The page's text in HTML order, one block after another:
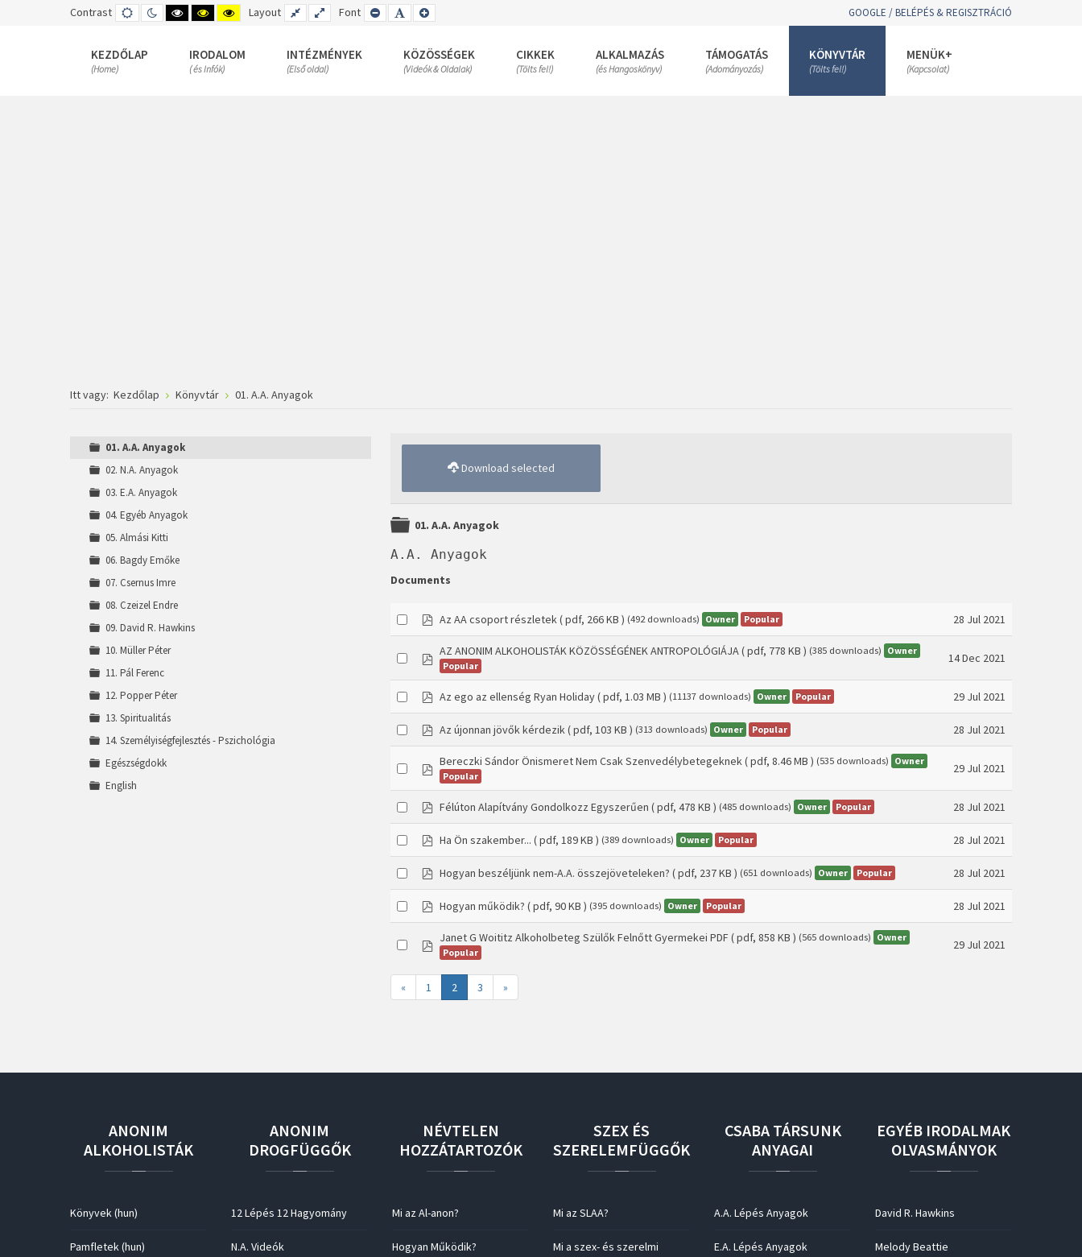
Contrast DEFAULT
MODE
NIGHT
MODE
HIGH
CONTRAST
MODE
HIGH
CONTRAST
MODE
HIGH
CONTRAST
MODE
Layout FIXED
LAYOUT
WIDE
LAYOUT
Font SET
SMALLER
SET
DEFAULT
SET
LARGER
GOOGLE / BELÉPÉS & REGISZTRÁCIÓ
KEZDŐLAP
(Home)
IRODALOM
( és Infók)
INTÉZMÉNYEK
(Első oldal)
KÖZÖSSÉGEK
(Videók & Oldalak)
CIKKEK
(Tölts fel!)
ALKALMAZÁS
(és Hangoskönyv)
TÁMOGATÁS
(Adományozás)
KÖNYVTÁR
(Tölts fel!)
MENÜK+
(Kapcsolat)
Itt vagy: Kezdőlap Könyvtár 01. A.A. Anyagok
01. A.A. Anyagok
02. N.A. Anyagok
03. E.A. Anyagok
04. Egyéb Anyagok
05. Almási Kitti
06. Bagdy Emőke
07. Csernus Imre
08. Czeizel Endre
09. David R. Hawkins
10. Müller Péter
11. Pál Ferenc
12. Popper Péter
13. Spiritualitás
14. Személyiségfejlesztés - Pszichológia
Egészségdokk
English
Download selected
Folder
01. A.A. Anyagok
A.A. Anyagok
Documents
pdfAz AA csoport részletek( pdf, 266 KB ) (492 downloads) Owner Popular 28 Jul 2021
pdfAZ ANONIM ALKOHOLISTÁK KÖZÖSSÉGÉNEK ANTROPOLÓGIÁJA( pdf, 778 KB ) (385 downloads) Owner
Popular
14 Dec 2021
pdfAz ego az ellenség Ryan Holiday( pdf, 1.03 MB ) (11137 downloads) Owner Popular 29 Jul 2021
pdfAz újonnan jövők kérdezik( pdf, 103 KB ) (313 downloads) Owner Popular 28 Jul 2021
pdfBereczki Sándor Önismeret Nem Csak Szenvedélybetegeknek( pdf, 8.46 MB ) (535 downloads) Owner
Popular
29 Jul 2021
pdfFélúton Alapítvány Gondolkozz Egyszerűen ( pdf, 478 KB ) (485 downloads) Owner Popular 28 Jul 2021
pdfHa Ön szakember... ( pdf, 189 KB ) (389 downloads) Owner Popular 28 Jul 2021
pdfHogyan beszéljünk nem-A.A. összejöveteleken? ( pdf, 237 KB ) (651 downloads) Owner Popular 28 Jul 2021
pdfHogyan működik? ( pdf, 90 KB ) (395 downloads) Owner Popular 28 Jul 2021
pdfJanet G Woititz Alkoholbeteg Szülők Felnőtt Gyermekei PDF ( pdf, 858 KB ) (565 downloads) Owner
Popular
29 Jul 2021
« 1 2 3 »
ANONIM
ALKOHOLISTÁK
Könyvek (hun)
Pamfletek (hun)
ANONIM
DROGFÜGGŐK
12 Lépés 12 Hagyomány
N.A. Videók
NÉVTELEN
HOZZÁTARTOZÓK
Mi az Al-anon?
Hogyan Működik?
SZEX ÉS
SZERELEMFÜGGŐK
Mi az SLAA?
Mi a szex- és szerelmi
CSABA TÁRSUNK
ANYAGAI
A.A. Lépés Anyagok
E.A. Lépés Anyagok
EGYÉB IRODALMAK
OLVASMÁNYOK
David R. Hawkins
Melody Beattie